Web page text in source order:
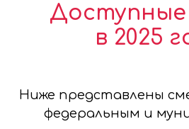
в 2025
Ниже представлены
федеральным и